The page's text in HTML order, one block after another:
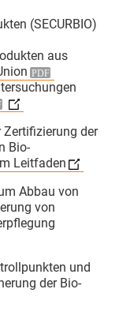
für
mbH
Tag
die
(SECURBIO)
aus
Zertifizierung der
Bio-
Leitfaden
Abbau von
von
und
der Bio-